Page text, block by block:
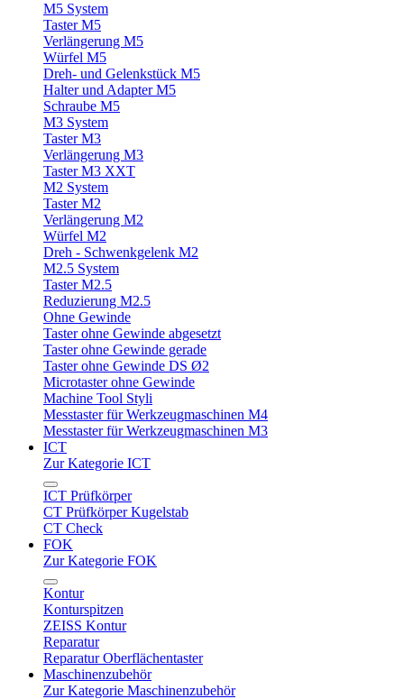
M5 System
Taster M5
Verlängerung M5
Würfel M5
Dreh- und Gelenkstück M5
Halter und Adapter M5
Schraube M5
M3 System
Taster M3
Verlängerung M3
Taster M3 XXT
M2 System
Taster M2
Verlängerung M2
Würfel M2
Dreh - Schwenkgelenk M2
M2.5 System
Taster M2.5
Reduzierung M2.5
Ohne Gewinde
Taster ohne Gewinde abgesetzt
Taster ohne Gewinde gerade
Taster ohne Gewinde DS Ø2
Microtaster ohne Gewinde
Machine Tool Styli
Messtaster für Werkzeugmaschinen M4
Messtaster für Werkzeugmaschinen M3
ICT
Zur Kategorie ICT
ICT Prüfkörper
CT Prüfkörper Kugelstab
CT Check
FOK
Zur Kategorie FOK
Kontur
Konturspitzen
ZEISS Kontur
Reparatur
Reparatur Oberflächentaster
Maschinenzubehör
Zur Kategorie Maschinenzubehör